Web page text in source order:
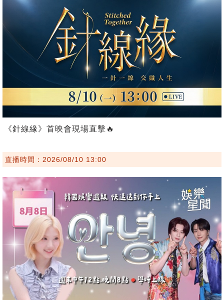
《針線緣》首映會現場直擊🔥
直播時間：2026/08/10 13:00